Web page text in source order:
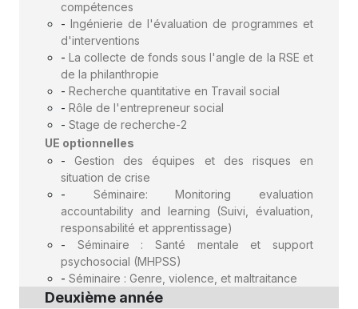
compétences
- Ingénierie de l'évaluation de programmes et
d'interventions
-La collecte de fonds sous l'angle de la RSE et
de la philanthropie
- Recherche quantitative en Travail social
- Rôle de l'entrepreneur social
- Stage de recherche-2
UE optionnelles
-Gestion des équipes et des risques en
situation de crise
- Séminaire: Monitoring evaluation
accountability and learning (Suivi, évaluation,
responsabilité et apprentissage)
- Séminaire : Santé mentale et support
psychosocial (MHPSS)
- Séminaire : Genre, violence, et maltraitance
Deuxième année